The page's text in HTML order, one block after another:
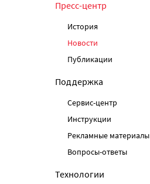
Пресс-центр
История
Новости
Публикации
Поддержка
Сервис-центр
Инструкции
Рекламные материалы
Вопросы-ответы
Технологии